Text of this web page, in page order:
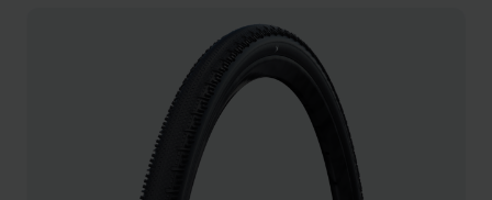
TUBELESS
RECYCLING
UNPLATTBAR
GRÖSSENBEZEICHNUNG
AEROTHAN